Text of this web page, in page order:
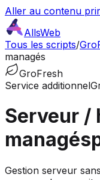
Aller au contenu
AllsWeb
Tous les scripts/
managés
GroFresh
Service additionnel
Serveur /
managés
Gestion serveur